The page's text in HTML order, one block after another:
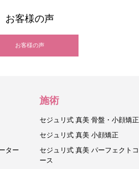
お客様の声
お客様の声
ター
施術
セジュリ式 真美 骨盤・小顔矯正
セジュリ式 真美 小顔矯正
セジュリ式 真美 パーフェクトコ
ース